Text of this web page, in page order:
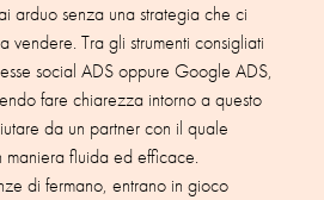
arduo senza una strategia che ci
vendere. Tra gli strumenti consigliati
social ADS oppure Google ADS,
fare chiarezza intorno a questo
da un partner con il quale
fluida ed efficace.
di fermano, entrano in gioco